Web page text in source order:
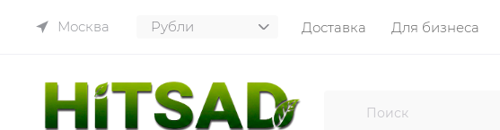
Москва Доставка Для бизнеса